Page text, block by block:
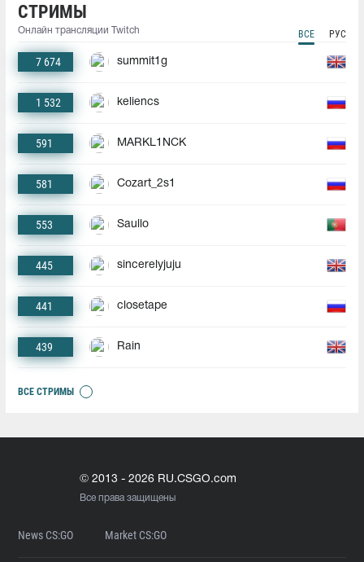
СТРИМЫ
Онлайн трансляции Twitch ВСЕ РУС
7 674 summit1g
1 532 keliencs
591 MARKL1NCK
581 Cozart_2s1
553 Saullo
445 sincerelyjuju
441 closetape
439 Rain
ВСЕ СТРИМЫ
© 2013 - 2026 RU.CSGO.com
Все права защищены
News CS:GO Market CS:GO